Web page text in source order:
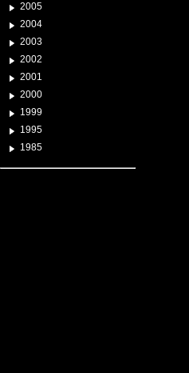
2005
2004
2003
2002
2001
2000
1999
1995
1985